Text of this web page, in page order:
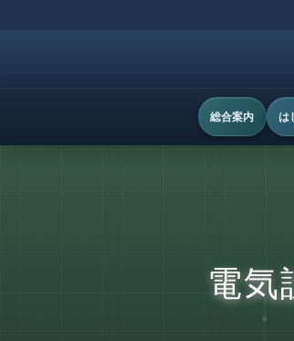
総合案内 は
電気